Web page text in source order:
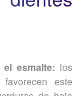
esmalte: los
este